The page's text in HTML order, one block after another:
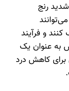
رنج
و فرآیند
به عنوان یک
برای کاهش درد